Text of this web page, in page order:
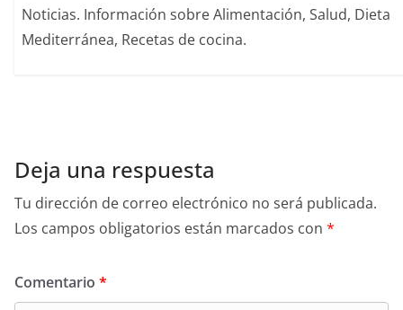
Noticias. Información sobre Alimentación, Salud, Dieta
Mediterránea, Recetas de cocina.
Deja una respuesta
Tu dirección de correo electrónico no será publicada.
Los campos obligatorios están marcados con *
Comentario *